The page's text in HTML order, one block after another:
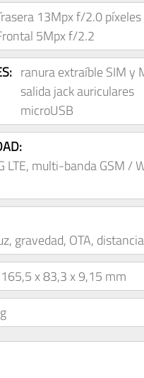
13Mpx f/2.0
5Mpx f/2.2
ranura extraíble SIM y
salida jack auriculares
microUSB
LTE, multi-banda GSM /
gravedad, OTA,
165,5 x 83,3 x 9,15 mm